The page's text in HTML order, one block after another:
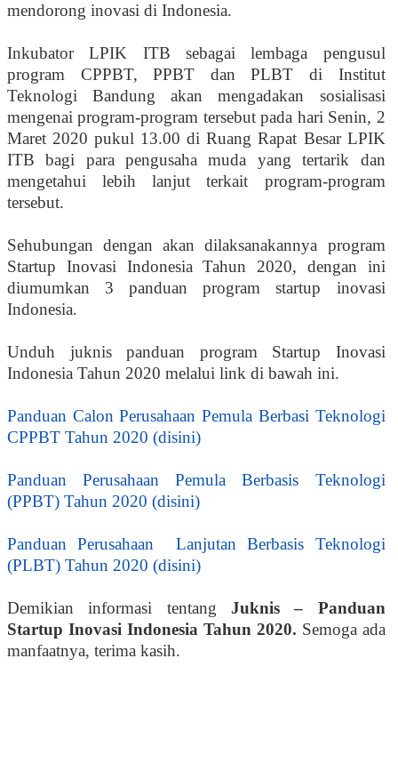
mendorong inovasi di Indonesia.
Inkubator LPIK ITB sebagai lembaga pengusul
program CPPBT, PPBT dan PLBT di Institut
Teknologi Bandung akan mengadakan sosialisasi
mengenai program-program tersebut pada hari Senin, 2
Maret 2020 pukul 13.00 di Ruang Rapat Besar LPIK
ITB bagi para pengusaha muda yang tertarik dan
mengetahui lebih lanjut terkait program-program
tersebut.
Sehubungan dengan akan dilaksanakannya program
Startup Inovasi Indonesia Tahun 2020, dengan ini
diumumkan 3 panduan program startup inovasi
Indonesia.
Unduh juknispanduan program
Startup Inovasi
Indonesia Tahun 2020 melalui link di bawah ini.
Panduan Calon Perusahaan Pemula Berbasi Teknologi
CPPBT Tahun 2020 (disini)
Panduan Perusahaan Pemula Berbasis Teknologi
(PPBT) Tahun 2020 (disini)
Panduan Perusahaan
Lanjutan Berbasis Teknologi
(PLBT) Tahun 2020 (disini)
Demikian informasi tentang
Juknis – Panduan
Startup Inovasi Indonesia Tahun 2020. Semoga ada
manfaatnya, terima kasih.